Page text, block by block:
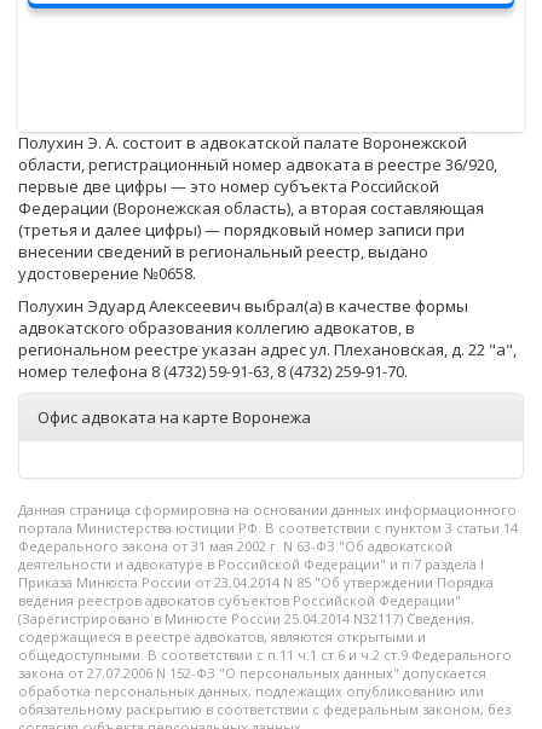
Полухин Э. А. состоит в адвокатской палате Воронежской
области, регистрационный номер адвоката в реестре 36/920,
первые две цифры — это номер субъекта Российской
Федерации (Воронежская область), а вторая составляющая
(третья и далее цифры) — порядковый номер записи при
внесении сведений в региональный реестр, выдано
удостоверение №0658.
Полухин Эдуард Алексеевич выбрал(а) в качестве формы
адвокатского образования коллегию адвокатов, в
региональном реестре указан адрес ул. Плехановская, д. 22 "а",
номер телефона 8 (4732) 59-91-63, 8 (4732) 259-91-70.
Офис адвоката на карте Воронежа
Данная страница сформировна на основании данных информационного
портала Министерства юстиции РФ. В соответствии с пунктом 3 статьи 14
Федерального закона от 31 мая 2002 г. N 63-ФЗ "Об адвокатской
деятельности и адвокатуре в Российской Федерации" и п.7 раздела I
Приказа Минюста России от 23.04.2014 N 85 "Об утверждении Порядка
ведения реестров адвокатов субъектов Российской Федерации"
(Зарегистрировано в Минюсте России 25.04.2014 N32117) Сведения,
содержащиеся в реестре адвокатов, являются открытыми и
общедоступными. В соответствии с п.11 ч.1 ст.6 и ч.2 ст.9 Федерального
закона от 27.07.2006 N 152-ФЗ "О персональных данных" допускается
обработка персональных данных, подлежащих опубликованию или
обязательному раскрытию в соответствии с федеральным законом, без